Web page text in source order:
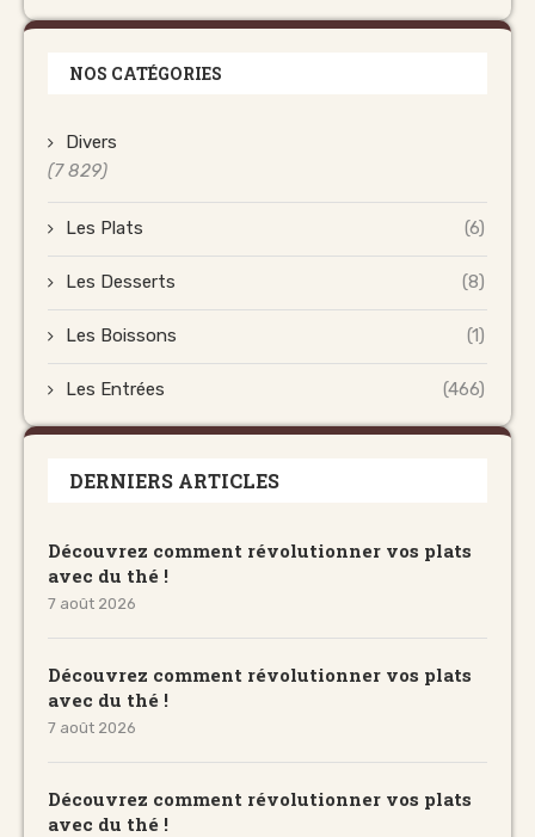
NOS CATÉGORIES
Divers
(7 829)
Les Plats (6)
Les Desserts (8)
Les Boissons (1)
Les Entrées (466)
DERNIERS ARTICLES
Découvrez comment révolutionner vos plats
avec du thé !
7 août 2026
Découvrez comment révolutionner vos plats
avec du thé !
7 août 2026
Découvrez comment révolutionner vos plats
avec du thé !